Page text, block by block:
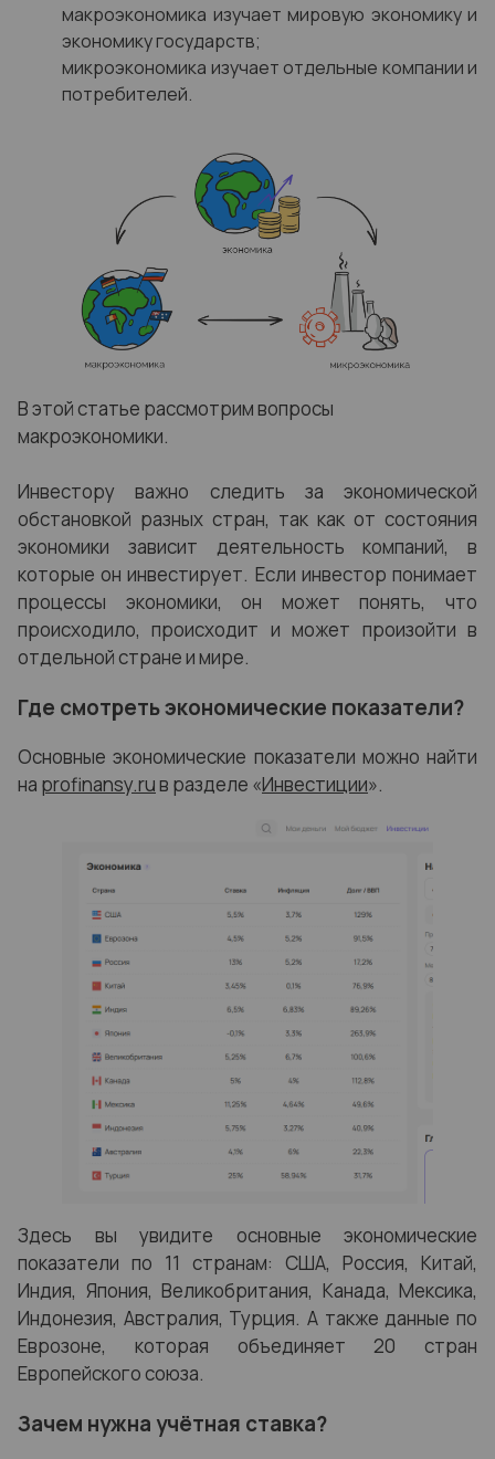
макроэкономика изучает мировую экономику и
экономику государств;
микроэкономика изучает отдельные компании и
потребителей.
В этой статье рассмотрим вопросы
макроэкономики.
Инвестору важно следить за экономической
обстановкой разных стран, так как от состояния
экономики зависит деятельность компаний, в
которые он инвестирует. Если инвестор понимает
процессы экономики, он может понять, что
происходило, происходит и может произойти в
отдельной стране и мире.
Где смотреть экономические показатели?
Основные экономические показатели можно найти
на profinansy.ruв разделе «Инвестиции».
Здесь вы увидите основные экономические
показатели по 11 странам: США, Россия, Китай,
Индия, Япония, Великобритания, Канада, Мексика,
Индонезия, Австралия, Турция. А также данные по
Еврозоне, которая объединяет 20 стран
Европейского союза.
Зачем нужна учётная ставка?